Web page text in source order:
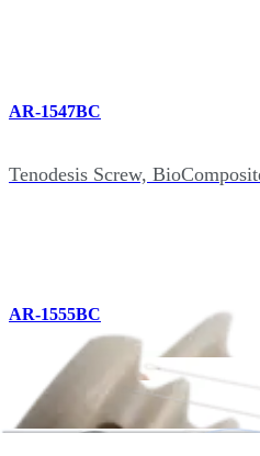
AR-1547BC
Tenodesis Screw,
AR-1555BC
Tenodesis Screw,